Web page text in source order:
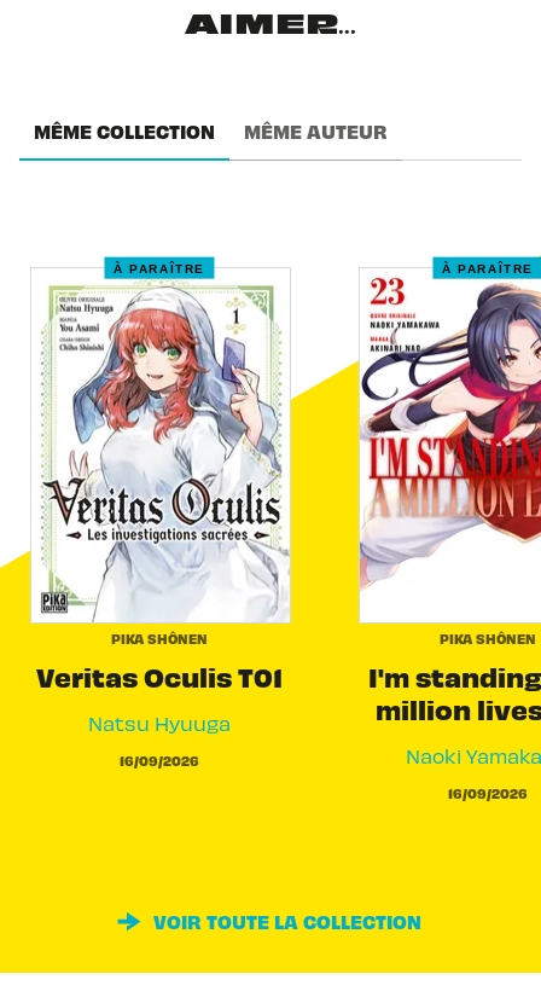
AIMER...
MÊME COLLECTION MÊME AUTEUR
À PARAÎTRE
PIKA SHÔNEN
Veritas Oculis T01
Natsu Hyuuga
16/09/2026
À PARAÎTRE
PIKA SHÔNEN
I'm
million
Naoki
16/09/2026
VOIR TOUTE LA COLLECTION